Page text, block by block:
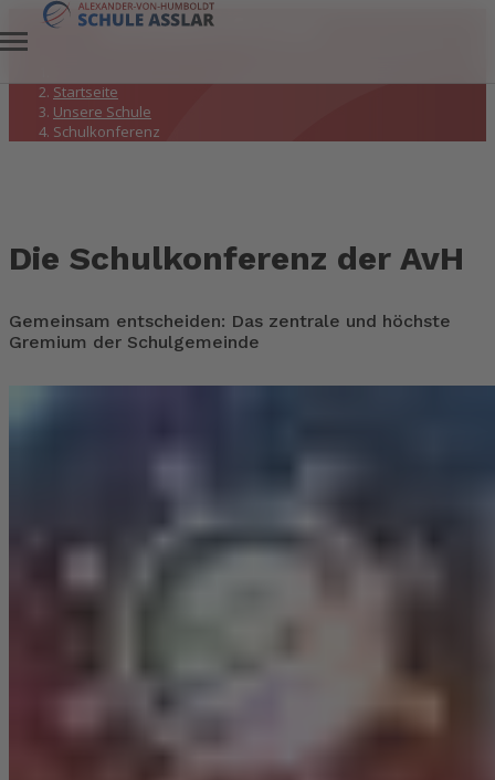
Schulkonferenz
Startseite
Unsere Schule
Schulkonferenz
Die Schulkonferenz der AvH
Gemeinsam entscheiden: Das zentrale und höchste
Gremium der Schulgemeinde